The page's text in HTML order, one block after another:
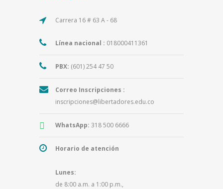
Carrera 16 # 63 A - 68
Línea nacional : 018000411361
PBX: (601) 254 47 50
Correo Inscripciones :
inscripciones@libertadores.edu.co
WhatsApp: 318 500 6666
Horario de atención
Lunes:
de 8:00 a.m. a 1:00 p.m.,